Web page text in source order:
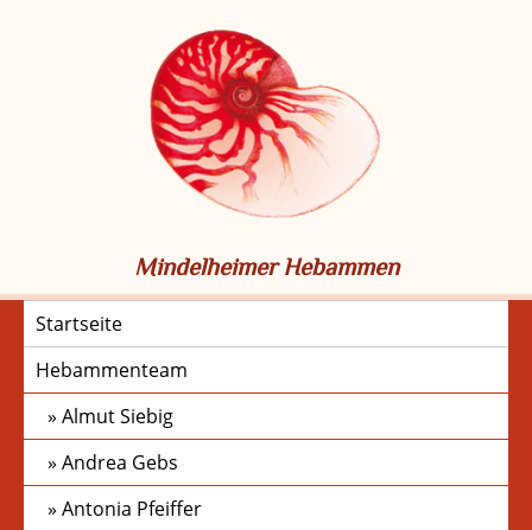
Mindelheimer Hebammen
Startseite
Hebammenteam
Almut Siebig
Andrea Gebs
Antonia Pfeiffer